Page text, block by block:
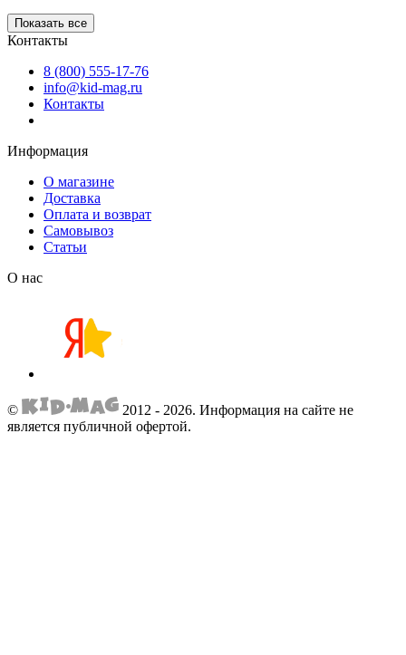
Показать все
Контакты
8 (800) 555-17-76
info@kid-mag.ru
Контакты
Информация
О магазине
Доставка
Оплата и возврат
Самовывоз
Статьи
О нас
© 2012 - 2026. Информация на сайте не
является публичной офертой.